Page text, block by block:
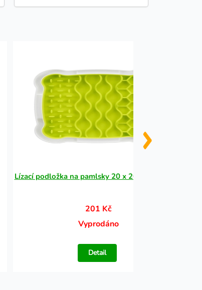
Lízací podložka na pamlsky 20 x 20 cm , TPR/PP
201 Kč
Vyprodáno
Detail